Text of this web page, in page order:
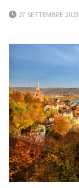
27 SETTEMBRE 2023